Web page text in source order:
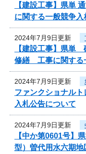
【建設工事】県単
に関する一般競争入
2024年7月9日更新
【建設工事】県単
修繕 工事に関する
2024年7月9日更新
ファンクショナル
入札公告について
2024年7月9日更新
【中か第0601号】
型）曽代用水六期